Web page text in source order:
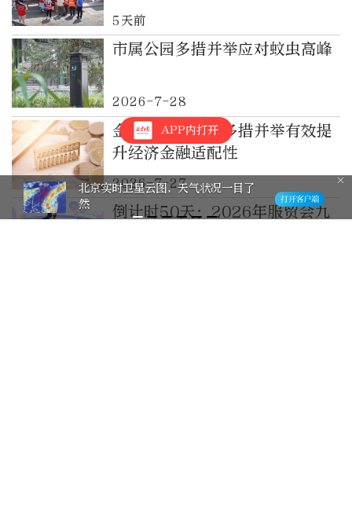
5天前
市属公园多措并举应对蚊虫高峰
2026-7-28
金融监管总局：多措并举有效提
升经济金融适配性
2026-7-27
倒计时50天：2026年服贸会九
APP内打开
北京实时卫星云图，天气状况一目了
然